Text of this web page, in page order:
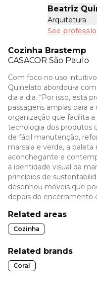
Beatriz
Arquitetura
See
Cozinha Brastemp
CASACOR São Paulo
Com foco no uso
Quinelato abordou-a
dia a dia. “Por isso, esta
passagens amplas para
organização que facilita
tecnologia dos produtos
de fácil manutenção,
marsala e verde, a
aconchegante e
a identidade visual da
princípios de
desenhou móveis que
depois do encerramento
Related areas
Cozinha
Related brands
Coral